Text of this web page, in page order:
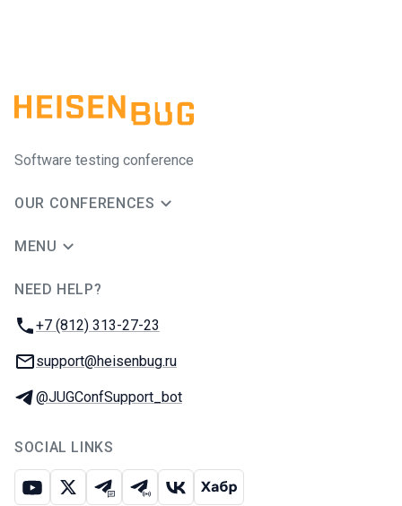
Software testing conference
OUR CONFERENCES
MENU
NEED HELP?
Phone:
+7 (812) 313-27-23
Email:
support@heisenbug.ru
Telegram:
@JUGConfSupport_bot
SOCIAL LINKS
Youtube
X Telegram chat
Telegram channel
VK Habr